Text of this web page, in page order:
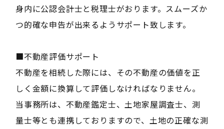
身内に公認会計士と税理士がおります。スムーズか
つ的確な申告が出来るようサポート致します。
■不動産評価サポート
不動産を相続した際には、その不動産の価値を正
しく金額に換算して評価しなければなりません。
当事務所は、不動産鑑定士、土地家屋調査士、測
量士等とも連携しておりますので、土地の正確な測